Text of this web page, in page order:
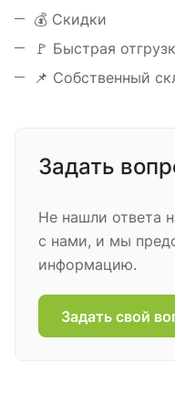
💰 Скидки
🚩 Быстрая
📌 Собственный
Задать
Не нашли ответа
с нами, и мы
информацию.
Задать свой